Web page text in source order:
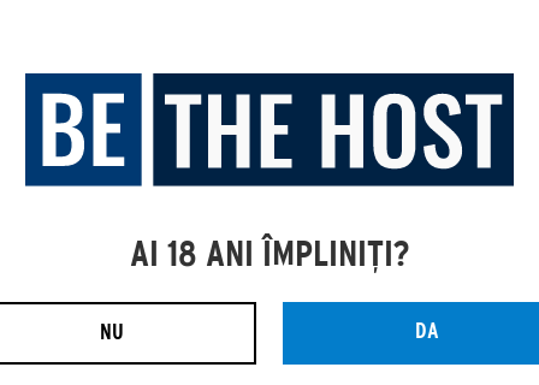
AI 18 ANI ÎMPLINIȚI?
NU DA